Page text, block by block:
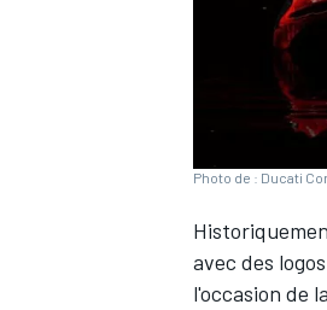
Photo de : Ducati
avec des
l'occasion de